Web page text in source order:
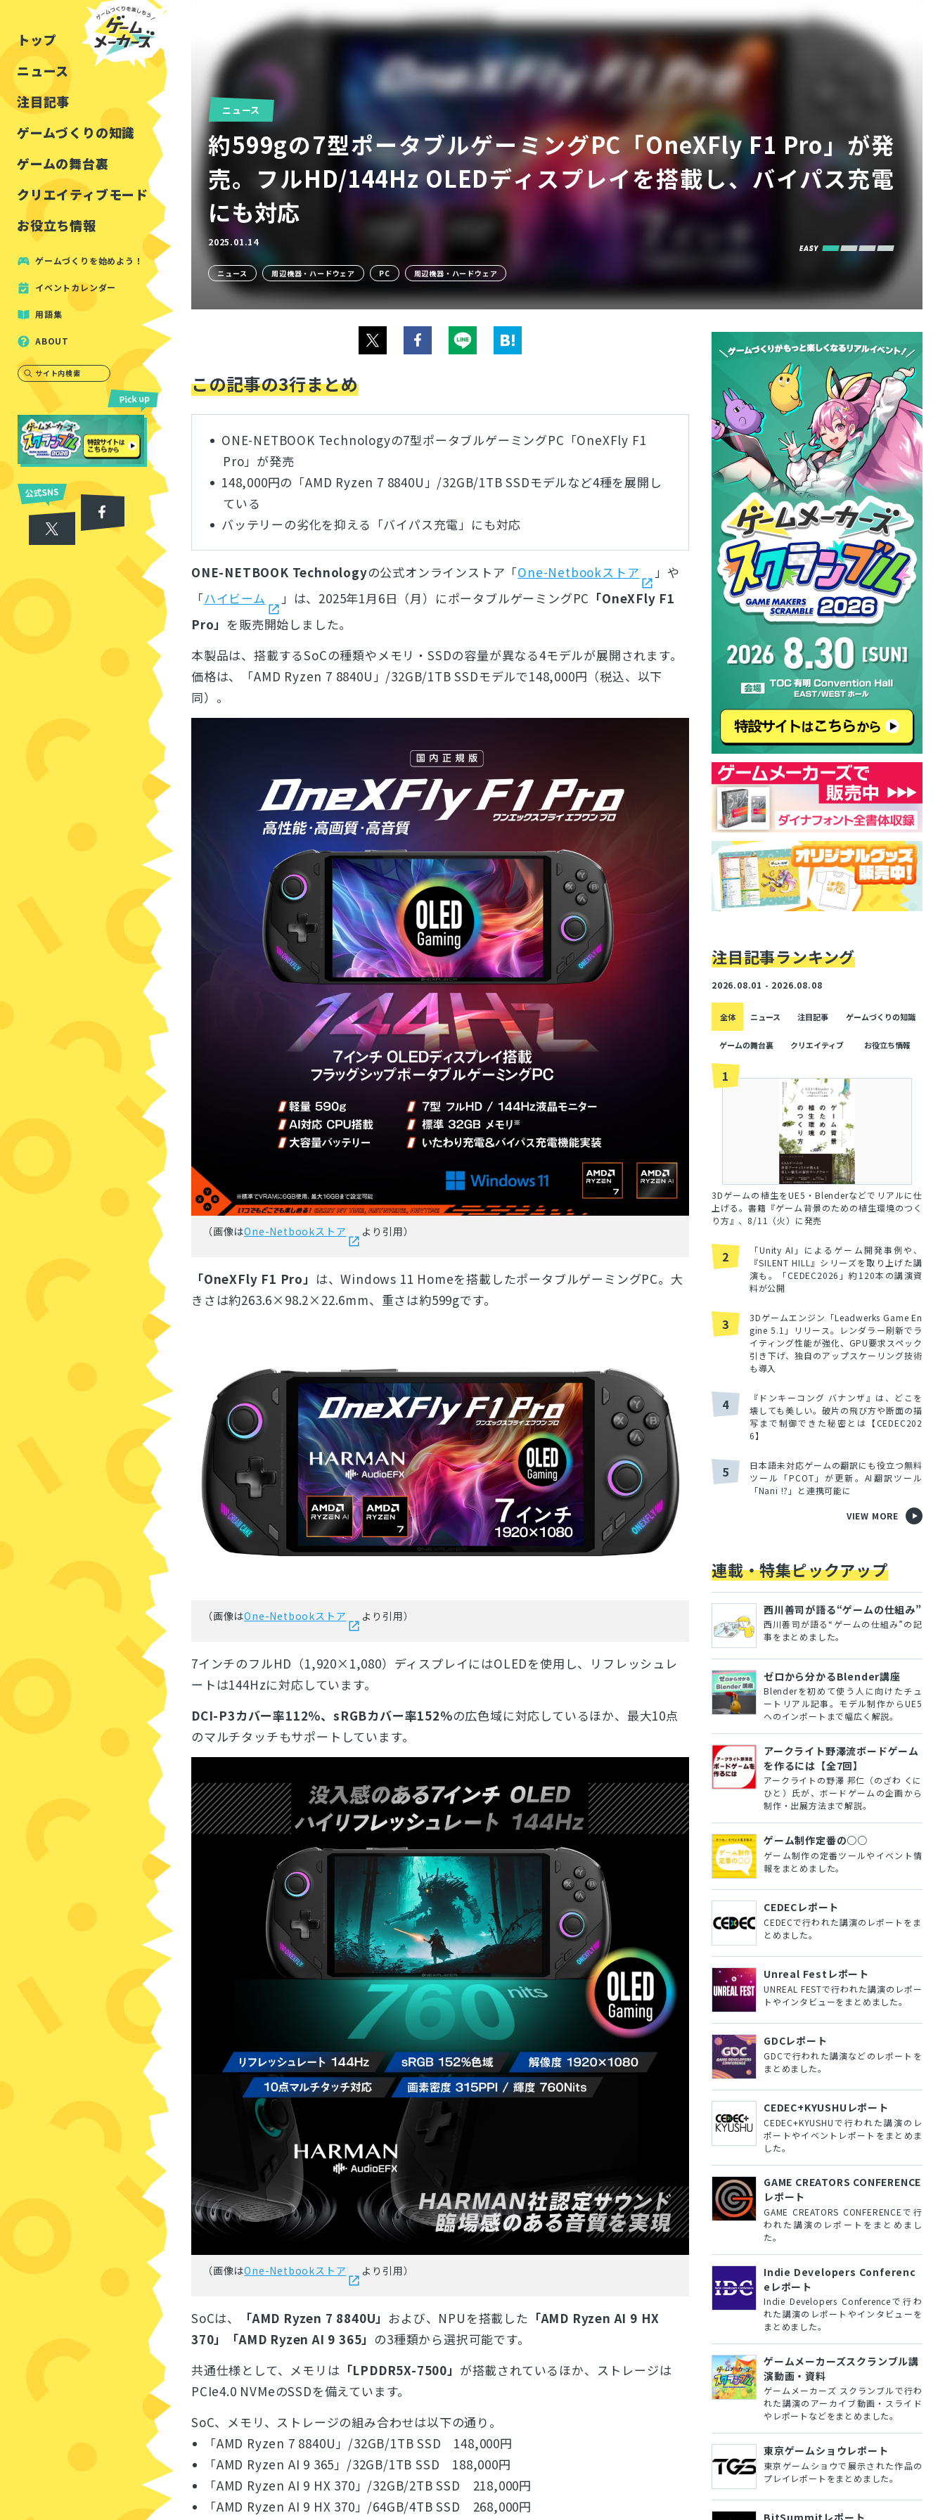
トップ
ニュース
注目記事
ゲームづくりの知識
チュートリアル
ルールをつくる
しくみをつくる
見た目を良くする
ゲームの舞台裏
講演レポート
クリエイティブモード
フォートナイト
マインクラフト
お役立ち情報
公開資料まとめ
イベントレポート
注目・定番の〇〇
アセットレビュー
ツール紹介
周辺機器・ハードウェア
ゲームづくりを始めよう！
イベントカレンダー
用語集
ABOUT
サイト内検索
ニュース
約599gの7型ポータブルゲーミングPC「OneXFly F1 Pro」が発
売。フルHD/144Hz OLEDディスプレイを搭載し、バイパス充電
にも対応
2025.01.14
ニュース 周辺機器・ハードウェア PC 周辺機器・ハードウェア
この記事の3行まとめ
ONE-NETBOOK Technologyの7型ポータブルゲーミングPC「OneXFly F1
Pro」が発売
148,000円の「AMD Ryzen 7 8840U」/32GB/1TB SSDモデルなど4種を展開し
ている
バッテリーの劣化を抑える「バイパス充電」にも対応
ONE-NETBOOK Technologyの公式オンラインストア「One-Netbookストア
」や
「ハイビーム 」は、2025年1月6日（月）にポータブルゲーミングPC 「OneXFly F1
Pro」 を販売開始しました。
本製品は、搭載するSoCの種類やメモリ・SSDの容量が異なる4モデルが展開されます。
価格は、「AMD Ryzen 7 8840U」/32GB/1TB SSDモデルで148,000円（税込、以下
同）。
（画像はOne-Netbookストア より引用）
「OneXFly F1 Pro」 は、Windows 11 Homeを搭載したポータブルゲーミングPC。大
きさは約263.6×98.2×22.6mm、重さは約599gです。
（画像はOne-Netbookストア より引用）
7インチのフルHD（1,920×1,080）ディスプレイにはOLEDを使用し、リフレッシュレ
ートは144Hzに対応しています。
DCI-P3カバー率112％、sRGBカバー率152％の広色域に対応しているほか、最大10点
のマルチタッチもサポートしています。
（画像はOne-Netbookストア より引用）
SoCは、 「AMD Ryzen 7 8840U」 および、NPUを搭載した 「AMD Ryzen AI 9 HX
370」「AMD Ryzen AI 9 365」 の3種類から選択可能です。
共通仕様として、メモリは 「LPDDR5X-7500」 が搭載されているほか、 ストレージは
PCIe4.0 NVMeのSSDを備えています。
SoC、メモリ、ストレージの組み合わせは以下の通り。
「AMD Ryzen 7 8840U」/32GB/1TB SSD 148,000円
「AMD Ryzen AI 9 365」/32GB/1TB SSD 188,000円
「AMD Ryzen AI 9 HX 370」/32GB/2TB SSD 218,000円
「AMD Ryzen AI 9 HX 370」/64GB/4TB SSD 268,000円
注目記事ランキング
2026.08.01 - 2026.08.08
全体 ニュース 注目記事 ゲームづくりの知識
ゲームの舞台裏 クリエイティブ お役立ち情報
1
3Dゲームの植生をUE5・Blenderなどでリアルに仕
上げる。書籍『ゲーム背景のための植生環境のつく
り方』、8/11（火）に発売
2
「Unity AI」によるゲーム開発事例や、
『SILENT HILL』シリーズを取り上げた講
演も。「CEDEC2026」約120本の講演資
料が公開
3
3Dゲームエンジン「Leadwerks Game En
gine 5.1」リリース。レンダラー刷新でラ
イティング性能が強化、GPU要求スペック
引き下げ、独自のアップスケーリング技術
も導入
4
『ドンキーコング バナンザ』は、どこを
壊しても美しい。破片の飛び方や断面の描
写まで制御できた秘密とは【CEDEC202
6】
5
日本語未対応ゲームの翻訳にも役立つ無料
ツール「PCOT」が更新。AI翻訳ツール
「Nani !?」と連携可能に
VIEW MORE
連載・特集ピックアップ
西川善司が語る“ゲームの仕組み”
西川善司が語る“ゲームの仕組み”の記
事をまとめました。
ゼロから分かるBlender講座
Blenderを初めて使う人に向けたチュ
ートリアル記事。モデル制作からUE5
へのインポートまで幅広く解説。
アークライト野澤流ボードゲーム
を作るには【全7回】
アークライトの野澤 邦仁（のざわ くに
ひと）氏が、ボードゲームの企画から
制作・出展方法まで解説。
ゲーム制作定番の○○
ゲーム制作の定番ツールやイベント情
報をまとめました。
CEDECレポート
CEDECで行われた講演のレポートをま
とめました。
Unreal Festレポート
UNREAL FESTで行われた講演のレポー
トやインタビューをまとめました。
GDCレポート
GDCで行われた講演などのレポートを
まとめました。
CEDEC+KYUSHUレポート
CEDEC+KYUSHUで行われた講演のレ
ポートやイベントレポートをまとめま
した。
GAME CREATORS CONFERENCE
レポート
GAME CREATORS CONFERENCEで行
われた講演のレポートをまとめまし
た。
Indie Developers Conferenc
eレポート
Indie Developers Conferenceで行わ
れた講演のレポートやインタビューを
まとめました。
ゲームメーカーズスクランブル講
演動画・資料
ゲームメーカーズ スクランブルで行わ
れた講演のアーカイブ動画・スライド
やレポートなどをまとめました。
東京ゲームショウレポート
東京ゲームショウで展示された作品の
プレイレポートをまとめました。
BitSummitレポート